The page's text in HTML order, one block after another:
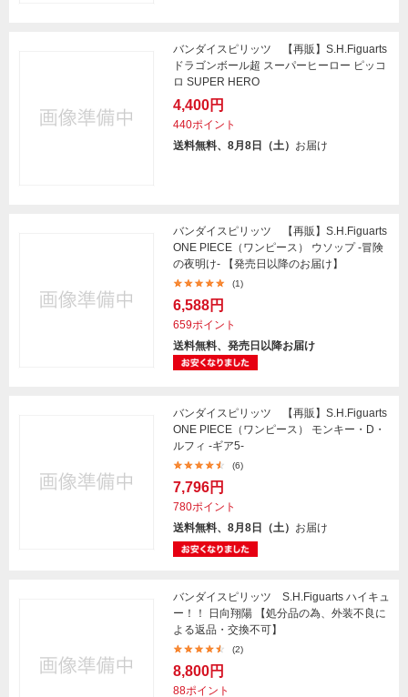
バンダイスピリッツ 【再販】S.H.Figuarts
ドラゴンボール超 スーパーヒーロー ピッコ
ロ SUPER HERO
4,400円
440ポイント
送料無料、8月8日（土） お届け
バンダイスピリッツ 【再販】S.H.Figuarts
ONE PIECE（ワンピース） ウソップ -冒険
の夜明け- 【発売日以降のお届け】
(1)
6,588円
659ポイント
送料無料、発売日以降お届け
バンダイスピリッツ 【再販】S.H.Figuarts
ONE PIECE（ワンピース） モンキー・D・
ルフィ -ギア5-
(6)
7,796円
780ポイント
送料無料、8月8日（土） お届け
バンダイスピリッツ S.H.Figuarts ハイキュ
ー！！ 日向翔陽 【処分品の為、外装不良に
よる返品・交換不可】
(2)
8,800円
88ポイント